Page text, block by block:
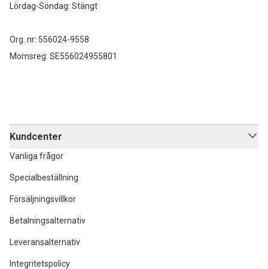
Lördag-Söndag: Stängt
Org. nr: 556024-9558
Momsreg: SE556024955801
Kundcenter
Vanliga frågor
Specialbeställning
Försäljningsvillkor
Betalningsalternativ
Leveransalternativ
Integritetspolicy